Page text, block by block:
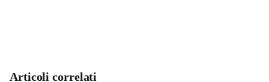
Articoli correlati